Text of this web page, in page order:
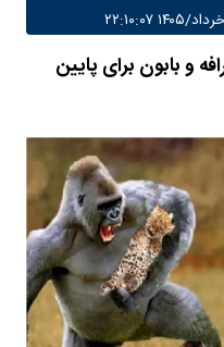
و بابون برای پایین